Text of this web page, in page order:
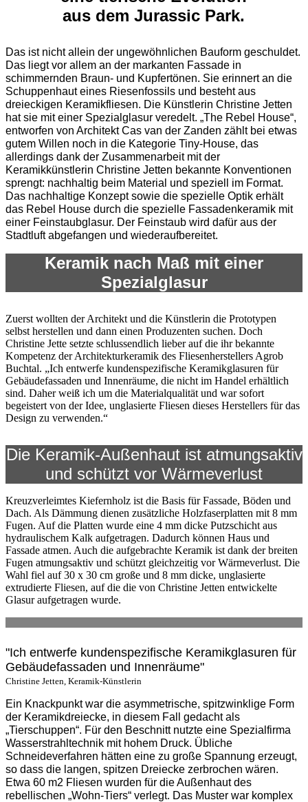
aus dem Jurassic Park.
Das ist nicht allein der ungewöhnlichen Bauform geschuldet.
Das liegt vor allem an der markanten Fassade in
schimmernden Braun- und Kupfertönen. Sie erinnert an die
Schuppenhaut eines Riesenfossils und besteht aus
dreieckigen Keramikfliesen. Die Künstlerin Christine Jetten
hat sie mit einer Spezialglasur veredelt. „The Rebel House“,
entworfen von Architekt Cas van der Zanden zählt bei etwas
gutem Willen noch in die Kategorie Tiny-House, das
allerdings dank der Zusammenarbeit mit der
Keramikkünstlerin Christine Jetten bekannte Konventionen
sprengt: nachhaltig beim Material und speziell im Format.
Das nachhaltige Konzept sowie die spezielle Optik erhält
das Rebel House durch die spezielle Fassadenkeramik mit
einer Feinstaubglasur. Der Feinstaub wird dafür aus der
Stadtluft abgefangen und wiederaufbereitet.
Keramik nach Maß mit einer
Spezialglasur
Zuerst wollten der Architekt und die Künstlerin die Prototypen
selbst herstellen und dann einen Produzenten suchen. Doch
Christine Jette setzte schlussendlich lieber auf die ihr bekannte
Kompetenz der Architekturkeramik des Fliesenherstellers Agrob
Buchtal. „Ich entwerfe kundenspezifische Keramikglasuren für
Gebäudefassaden und Innenräume, die nicht im Handel erhältlich
sind. Daher weiß ich um die Materialqualität und war sofort
begeistert von der Idee, unglasierte Fliesen dieses Herstellers für das
Design zu verwenden.“
Die Keramik-Außenhaut ist atmungsaktiv
und schützt vor Wärmeverlust
Kreuzverleimtes Kiefernholz ist die Basis für Fassade, Böden und
Dach. Als Dämmung dienen zusätzliche Holzfaserplatten mit 8 mm
Fugen. Auf die Platten wurde eine 4 mm dicke Putzschicht aus
hydraulischem Kalk aufgetragen. Dadurch können Haus und
Fassade atmen. Auch die aufgebrachte Keramik ist dank der breiten
Fugen atmungsaktiv und schützt gleichzeitig vor Wärmeverlust. Die
Wahl fiel auf 30 x 30 cm große und 8 mm dicke, unglasierte
extrudierte Fliesen, auf die die von Christine Jetten entwickelte
Glasur aufgetragen wurde.
"Ich entwerfe kundenspezifische Keramikglasuren für
Gebäudefassaden und Innenräume"
Christine Jetten, Keramik-Künstlerin
Ein Knackpunkt war die asymmetrische, spitzwinklige Form
der Keramikdreiecke, in diesem Fall gedacht als
„Tierschuppen“. Für den Beschnitt nutzte eine Spezialfirma
Wasserstrahltechnik mit hohem Druck. Übliche
Schneideverfahren hätten eine zu große Spannung erzeugt,
so dass die langen, spitzen Dreiecke zerbrochen wären.
Etwa 60 m2 Fliesen wurden für die Außenhaut des
rebellischen „Wohn-Tiers“ verlegt. Das Muster war komplex